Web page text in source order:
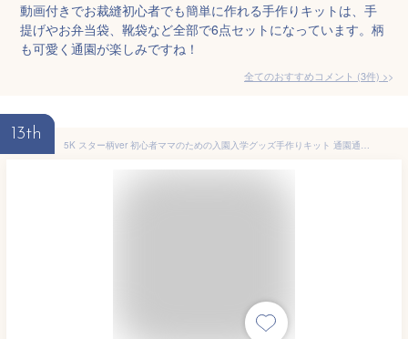
動画付きでお裁縫初心者でも簡単に作れる手作りキットは、手
提げやお弁当袋、靴袋など全部で6点セットになっています。柄
も可愛く通園が楽しみですね！
全てのおすすめコメント (3件) >
13th
5K スター柄ver 初心者ママのための入園入学グッズ手作りキット 通園通学の基本アイテムがすべて作れる、生地・材料・ミシン糸・レシピのセットです 入園 入学